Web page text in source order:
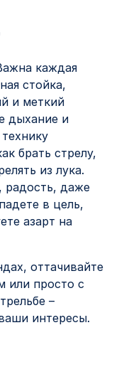
каждая
стойка,
и меткий
дыхание и
брать стрелу,
из лука.
радость, даже
в цель,
азарт на
оттачивайте
или просто с
–
интересы.